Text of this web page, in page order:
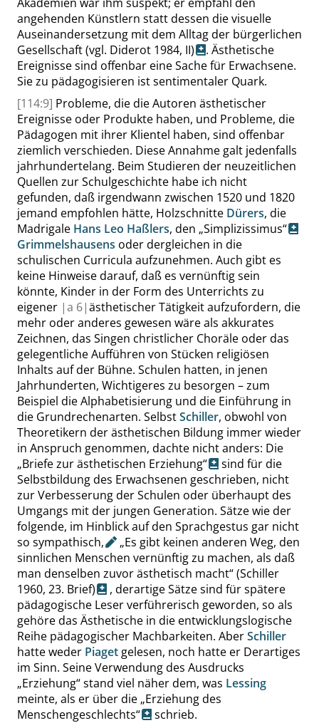
angehenden Künstlern statt dessen die visuelle
Auseinandersetzung mit dem Alltag der bürgerlichen
Gesellschaft(vgl. Diderot 1984, II)
. Ästhetische
Ereignisse sind offenbar eine Sache für Erwachsene.
Sie zu pädagogisieren ist sentimentaler Quark.
[114:9] Probleme, die die Autoren ästhetischer
Ereignisse oder Produkte haben, und Probleme, die
Pädagogen mit ihrer Klientel haben, sind offenbar
ziemlich verschieden. Diese Annahme galt jedenfalls
jahrhundertelang. Beim Studieren der neuzeitlichen
Quellen zur Schulgeschichte habe ich nicht
gefunden, daß irgendwann zwischen 1520 und 1820
jemand empfohlen hätte, Holzschnitte Dürers, die
Madrigale Hans Leo Haßlers, den „Simplizissimus“
Grimmelshausens oder dergleichen in die
schulischen Curricula aufzunehmen. Auch gibt es
keine Hinweise darauf, daß es vernünftig sein
könnte, Kinder in der Form des Unterrichts zu
eigener |a 6|ästhetischer Tätigkeit aufzufordern, die
mehr oder anderes gewesen wäre als akkurates
Zeichnen, das Singen christlicher Choräle oder das
gelegentliche Aufführen von Stücken religiösen
Inhalts auf der Bühne. Schulen hatten, in jenen
Jahrhunderten, Wichtigeres zu besorgen – zum
Beispiel die Alphabetisierung und die Einführung in
die Grundrechenarten. SelbstSchiller, obwohl von
Theoretikern der ästhetischen Bildung immer wieder
in Anspruch genommen, dachte nicht anders: Die
„Briefe zur ästhetischen Erziehung“
sind für die
Selbstbildung des Erwachsenen geschrieben, nicht
zur Verbesserung der Schulen oder überhaupt des
Umgangs mit der jungen Generation. Sätze wie der
folgende, im Hinblick auf den Sprachgestus gar nicht
so sympathisch, „Es gibt keinen anderen Weg, den
sinnlichen Menschen vernünftig zu machen, als daß
man denselben zuvor ästhetisch macht“(Schiller
1960, 23. Brief)
, derartige Sätze sind für spätere
pädagogische Leser verführerisch geworden, so als
gehöre das Ästhetische in die entwicklungslogische
Reihe pädagogischer Machbarkeiten. AberSchiller
hatte weder Piaget gelesen, noch hatte er Derartiges
im Sinn. Seine Verwendung des Ausdrucks
„Erziehung“stand viel näher dem, was Lessing
meinte, als er über die „Erziehung des
Menschengeschlechts“
schrieb.